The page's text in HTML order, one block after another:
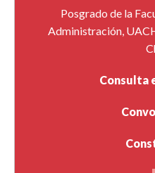
Posgrado de la
Administración,
Consulta